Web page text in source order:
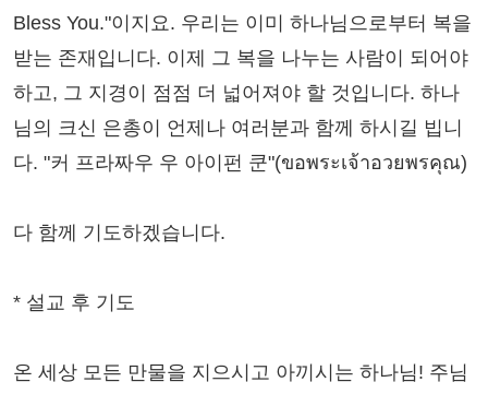
Bless You."이지요. 우리는 이미 하나님으로부터 복을
받는 존재입니다. 이제 그 복을 나누는 사람이 되어야
하고, 그 지경이 점점 더 넓어져야 할 것입니다. 하나
님의 크신 은총이 언제나 여러분과 함께 하시길 빕니
다. "커 프라짜우 우 아이펀 쿤"(ขอพระเจ้าอวยพรคุณ)
다 함께 기도하겠습니다.
* 설교 후 기도
온 세상 모든 만물을 지으시고 아끼시는 하나님! 주님